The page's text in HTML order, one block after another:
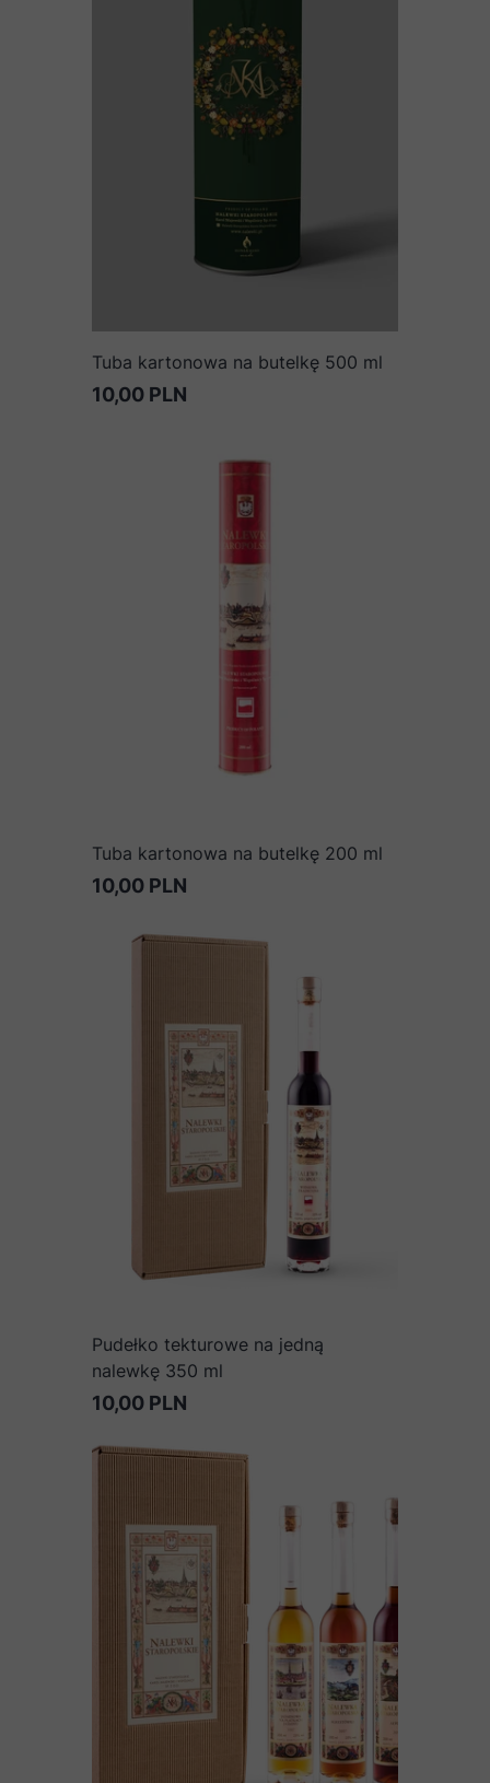
Tuba kartonowa na butelkę 500 ml
10,00 PLN
Tuba kartonowa na butelkę 200 ml
10,00 PLN
Pudełko tekturowe na jedną
nalewkę 350 ml
10,00 PLN